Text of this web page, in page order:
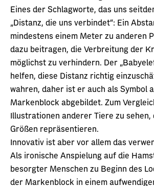
Eines der Schlagworte, das uns
„Distanz, die uns verbindet“: Ein
mindestens einem Meter zu anderen
dazu beitragen, die Verbreitung der
möglichst zu verhindern. Der
helfen, diese Distanz richtig
wahren, daher ist er auch als Symbol
Markenblock abgebildet. Zum
Illustrationen anderer Tiere zu sehen,
Größen repräsentieren.
Innovativ ist aber vor allem das
Als ironische Anspielung auf die
besorgter Menschen zu Beginn des
der Markenblock in einem